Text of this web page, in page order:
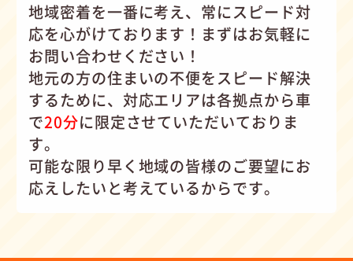
地域密着を一番に考え、常にスピード対
応を心がけております！まずはお気軽に
お問い合わせください！
地元の方の住まいの不便をスピード解決
するために、対応エリアは各拠点から車
で20分に限定させていただいておりま
す。
可能な限り早く地域の皆様のご要望にお
応えしたいと考えているからです。